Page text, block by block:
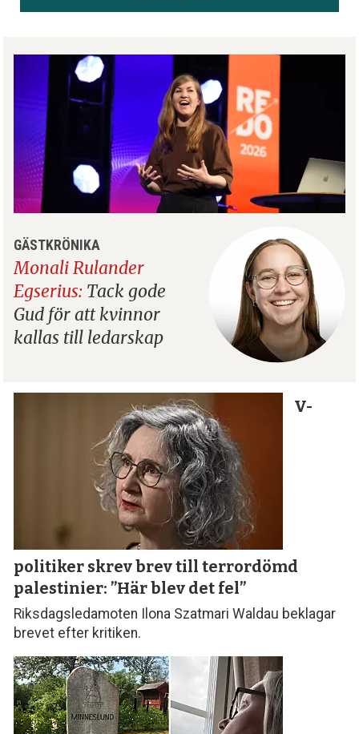
GÄSTKRÖNIKA
Monali Rulander
Egserius: Tack gode
Gud för att kvinnor
kallas till ledarskap
V-
politiker skrev brev till terror­dömd
palestinier: ”Här blev det fel”
Riksdagsledamoten Ilona Szatmari Waldau beklagar
brevet efter kritiken.